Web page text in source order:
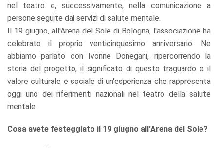
nel teatro e, successivamente, nella comunicazione a
persone seguite dai servizi di salute mentale.
Il 19 giugno, all'Arena del Sole di Bologna, l'associazione ha
celebrato il proprio venticinquesimo anniversario. Ne
abbiamo parlato con Ivonne Donegani, ripercorrendo la
storia del progetto, il significato di questo traguardo e il
valore culturale e sociale di un'esperienza che rappresenta
oggi uno dei riferimenti nazionali nel teatro della salute
mentale.
Cosa avete festeggiato il 19 giugno all'Arena del Sole?